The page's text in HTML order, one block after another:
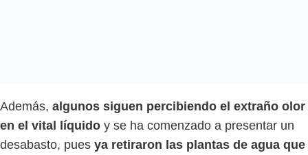
Además, algunos siguen percibiendo el extraño olor
en el vital líquido y se ha comenzado a presentar un
desabasto, pues ya retiraron las plantas de agua que